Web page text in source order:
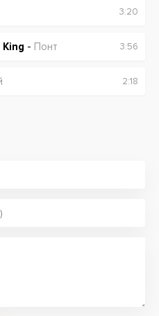
3:20
King - Понт 3:56
2:18